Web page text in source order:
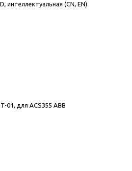
интеллектуальная (CN, EN)
01, для ACS355 ABB